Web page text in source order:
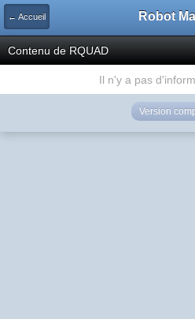
← Accueil Robot
Contenu de RQUAD
Il n'y a pas
Version